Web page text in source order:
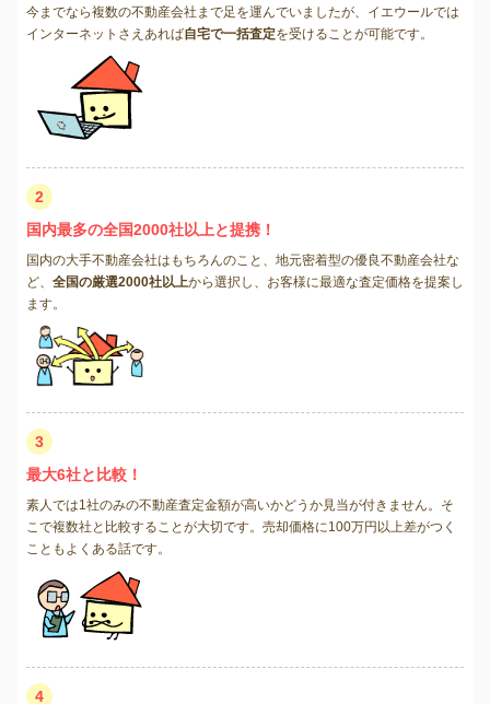
今までなら複数の不動産会社まで足を運んでいましたが、イエウールでは
インターネットさえあれば自宅で一括査定を受けることが可能です。
2
国内最多の全国2000社以上と提携！
国内の大手不動産会社はもちろんのこと、地元密着型の優良不動産会社な
ど、 全国の厳選2000社以上から選択し、お客様に最適な査定価格を提案し
ます。
3
最大6社と比較！
素人では1社のみの不動産査定金額が高いかどうか見当が付きません。そ
こで複数社と比較することが大切です。売却価格に100万円以上差がつく
こともよくある話です。
4